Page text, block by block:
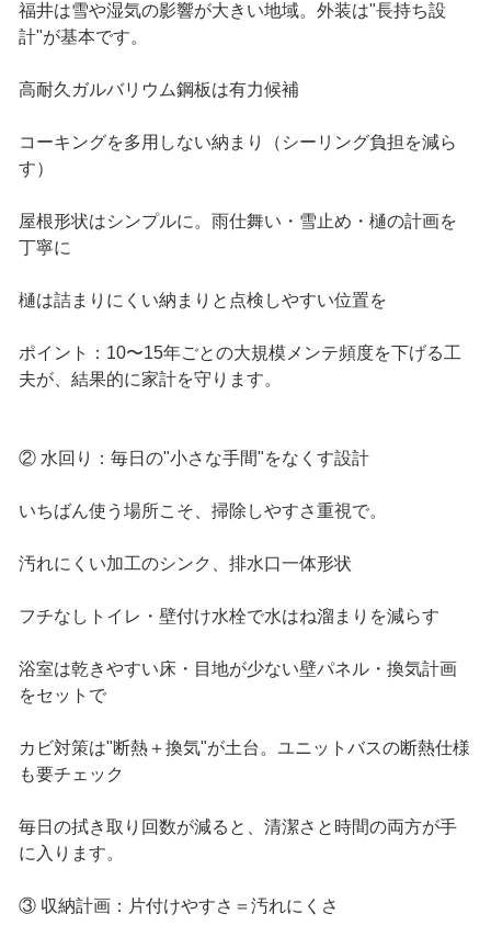
福井は雪や湿気の影響が大きい地域。外装は"長持ち設
計"が基本です。
高耐久ガルバリウム鋼板は有力候補
コーキングを多用しない納まり（シーリング負担を減ら
す）
屋根形状はシンプルに。雨仕舞い・雪止め・樋の計画を
丁寧に
樋は詰まりにくい納まりと点検しやすい位置を
ポイント：10〜15年ごとの大規模メンテ頻度を下げる工
夫が、結果的に家計を守ります。
② 水回り：毎日の"小さな手間"をなくす設計
いちばん使う場所こそ、掃除しやすさ重視で。
汚れにくい加工のシンク、排水口一体形状
フチなしトイレ・壁付け水栓で水はね溜まりを減らす
浴室は乾きやすい床・目地が少ない壁パネル・換気計画
をセットで
カビ対策は"断熱＋換気"が土台。ユニットバスの断熱仕様
も要チェック
毎日の拭き取り回数が減ると、清潔さと時間の両方が手
に入ります。
③ 収納計画：片付けやすさ＝汚れにくさ